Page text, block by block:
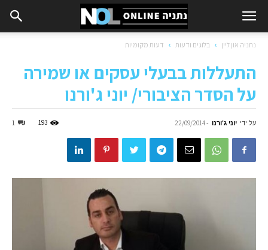
נתניה און ליין בלוגים ודעות דעות מקומיות
התעללות בבעלי עסקים או שמירה
על הסדר הציבורי/ יוני ג'ורנו
על ידי יוני ג'ורנו -
22/09/2014
1 193